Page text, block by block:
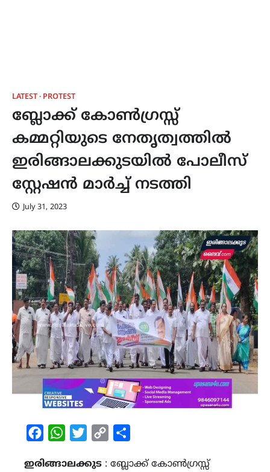
LATEST PROTEST
ബ്ലോക്ക് കോൺഗ്രസ്സ്
കമ്മറ്റിയുടെ നേതൃത്വത്തിൽ
ഇരിങ്ങാലക്കുടയിൽ പോലീസ്
സ്റ്റേഷൻ മാർച്ച് നടത്തി
July 31, 2023
FacebookWhatsAppTwitterCopy
ഇരിങ്ങാലക്കുട : ബ്ലോക്ക് കോൺഗ്രസ്സ്